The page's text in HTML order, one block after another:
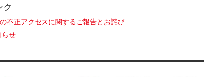
不正アクセスに関するご報告とお詫び
らせ